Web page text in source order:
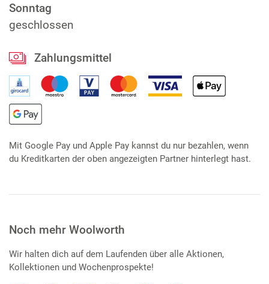
Sonntag
geschlossen
Zahlungsmittel
Mit Google Pay und Apple Pay kannst du nur bezahlen, wenn
du Kreditkarten der oben angezeigten Partner hinterlegt hast.
Noch mehr Woolworth
Wir halten dich auf dem Laufenden über alle Aktionen,
Kollektionen und Wochenprospekte!